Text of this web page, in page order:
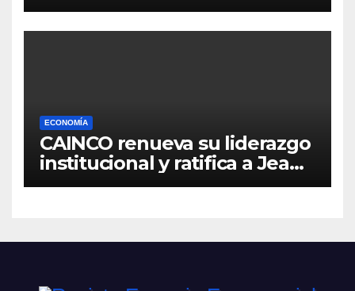
distancia
ECONOMÍA
CAINCO renueva su liderazgo
institucional y ratifica a Jean
Pierre Antelo para una nueva